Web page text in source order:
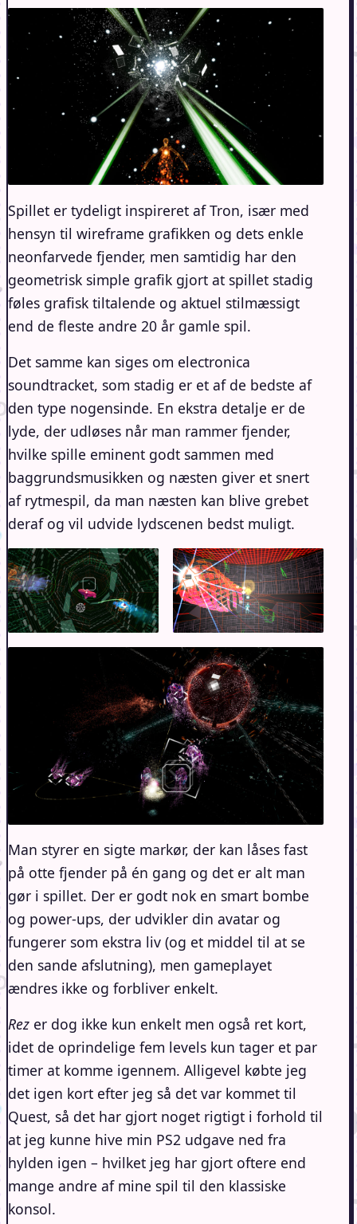
Spillet er tydeligt inspireret af Tron, især med
hensyn til wireframe grafikken og dets enkle
neonfarvede fjender, men samtidig har den
geometrisk simple grafik gjort at spillet stadig
føles grafisk tiltalende og aktuel stilmæssigt
end de fleste andre 20 år gamle spil.
Det samme kan siges om electronica
soundtracket, som stadig er et af de bedste af
den type nogensinde. En ekstra detalje er de
lyde, der udløses når man rammer fjender,
hvilke spille eminent godt sammen med
baggrundsmusikken og næsten giver et snert
af rytmespil, da man næsten kan blive grebet
deraf og vil udvide lydscenen bedst muligt.
Man styrer en sigte markør, der kan låses fast
på otte fjender på én gang og det er alt man
gør i spillet. Der er godt nok en smart bombe
og power-ups, der udvikler din avatar og
fungerer som ekstra liv (og et middel til at se
den sande afslutning), men gameplayet
ændres ikke og forbliver enkelt.
Rez er dog ikke kun enkelt men også ret kort,
idet de oprindelige fem levels kun tager et par
timer at komme igennem. Alligevel købte jeg
det igen kort efter jeg så det var kommet til
Quest, så det har gjort noget rigtigt i forhold til
at jeg kunne hive min PS2 udgave ned fra
hylden igen – hvilket jeg har gjort oftere end
mange andre af mine spil til den klassiske
konsol.